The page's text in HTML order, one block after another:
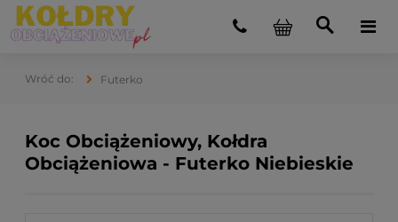
Futerko
Koc Obciążeniowy, Kołdra
Obciążeniowa - Futerko Niebieskie